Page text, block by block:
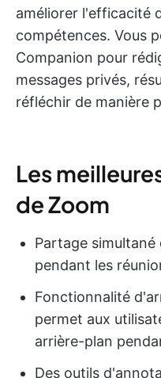
améliorer l'efficacité
compétences. Vous
Companion pour
messages privés,
réfléchir de manière
Les
de Zoom
Partage simultané
pendant les
Fonctionnalité
permet aux
arrière-plan
Des outils